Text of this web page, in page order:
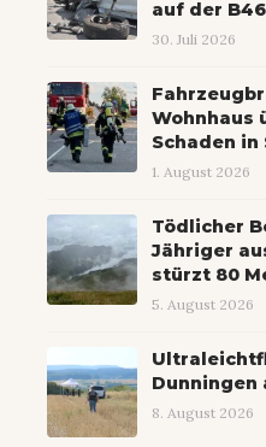
auf der
30. Juli 2026
Wohnhaus
Schaden in
1. August 2026
Tödlicher
Jähriger
stürzt 80
5. August 2026
Dunningen
8. August 2026